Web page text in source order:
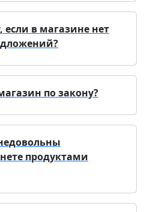
если в магазине нет
по закону?
продуктами